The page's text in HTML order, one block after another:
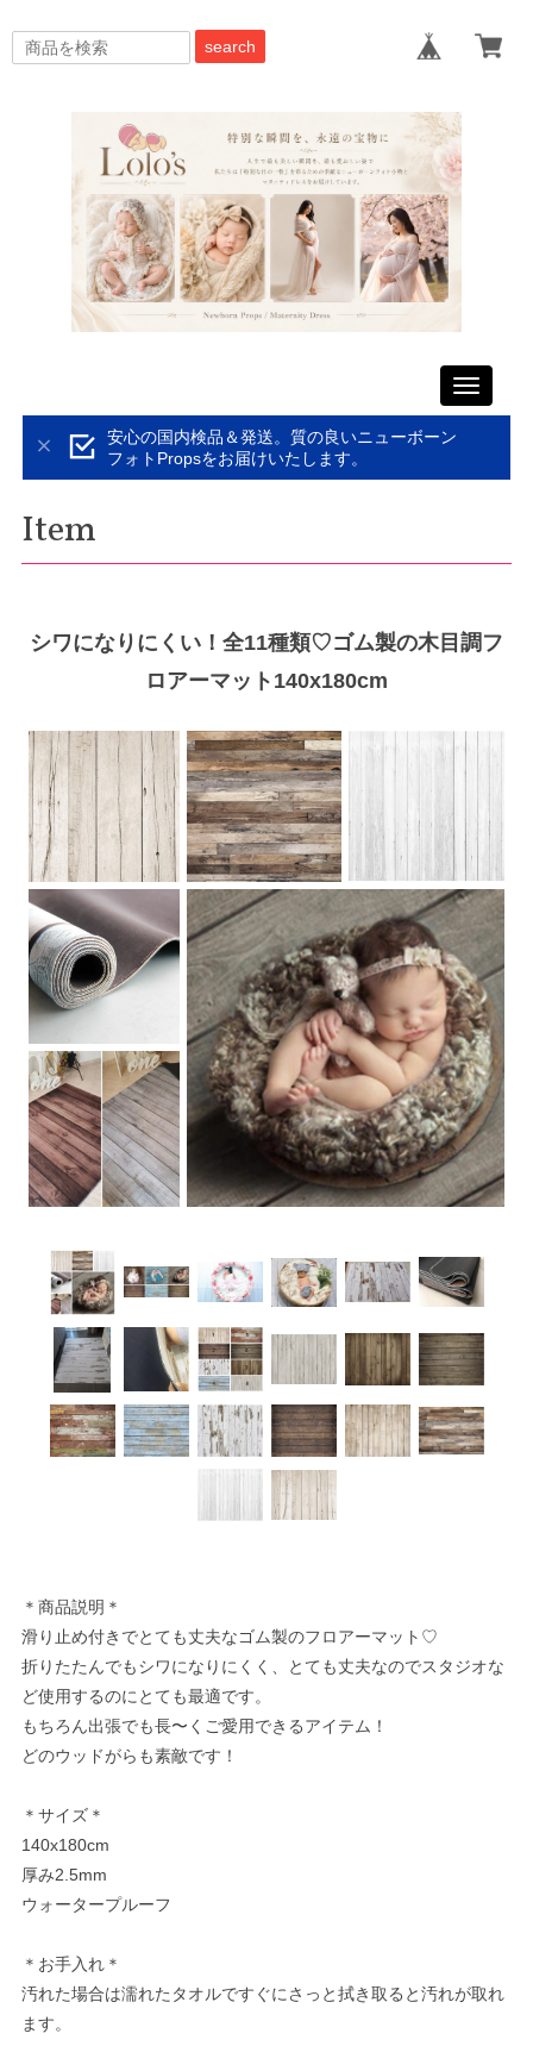
search
Toggle
安心の国内検品＆発送。質の良いニューボーン
フォトPropsをお届けいたします。
Item
シワになりにくい！全11種類♡ゴム製の木目調フ
ロアーマット140x180cm
＊商品説明＊
滑り止め付きでとても丈夫なゴム製のフロアーマット♡
折りたたんでもシワになりにくく、とても丈夫なのでスタジオな
ど使用するのにとても最適です。
もちろん出張でも長〜くご愛用できるアイテム！
どのウッドがらも素敵です！
＊サイズ＊
140x180cm
厚み2.5mm
ウォータープルーフ
＊お手入れ＊
汚れた場合は濡れたタオルですぐにさっと拭き取ると汚れが取れ
ます。